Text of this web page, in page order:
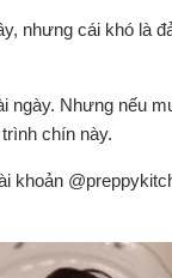
nhưng cái khó là
ngày. Nhưng nếu
chín này.
khoản